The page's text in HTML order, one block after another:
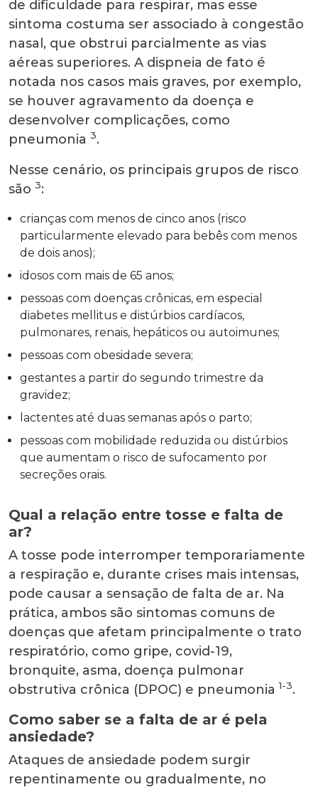
de dificuldade para respirar, mas esse
sintoma costuma ser associado à congestão
nasal, que obstrui parcialmente as vias
aéreas superiores. A dispneia de fato é
notada nos casos mais graves, por exemplo,
se houver agravamento da doença e
desenvolver complicações, como
pneumonia 3.
Nesse cenário, os principais grupos de risco
são 3:
crianças com menos de cinco anos (risco
particularmente elevado para bebês com menos
de dois anos);
idosos com mais de 65 anos;
pessoas com doenças crônicas, em especial
diabetes mellitus e distúrbios cardíacos,
pulmonares, renais, hepáticos ou autoimunes;
pessoas com obesidade severa;
gestantes a partir do segundo trimestre da
gravidez;
lactentes até duas semanas após o parto;
pessoas com mobilidade reduzida ou distúrbios
que aumentam o risco de sufocamento por
secreções orais.
Qual a relação entre tosse e falta de
ar?
A tosse pode interromper temporariamente
a respiração e, durante crises mais intensas,
pode causar a sensação de falta de ar. Na
prática, ambos são sintomas comuns de
doenças que afetam principalmente o trato
respiratório, como gripe, covid-19,
bronquite, asma, doença pulmonar
obstrutiva crônica (DPOC) e pneumonia 1-3.
Como saber se a falta de ar é pela
ansiedade?
Ataques de ansiedade podem surgir
repentinamente ou gradualmente, no